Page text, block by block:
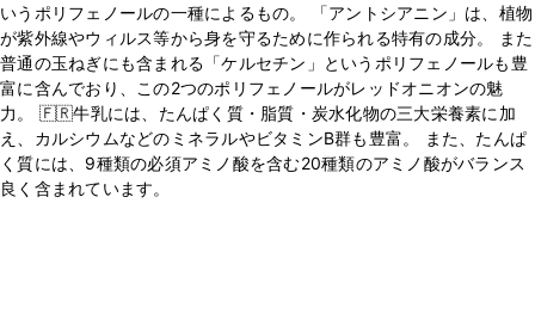
いうポリフェノールの一種によるもの。 「アントシアニン」は、植物
が紫外線やウィルス等から身を守るために作られる特有の成分。 また
普通の玉ねぎにも含まれる「ケルセチン」というポリフェノールも豊
富に含んでおり、この2つのポリフェノールがレッドオニオンの魅
力。 🇫🇷牛乳には、たんぱく質・脂質・炭水化物の三大栄養素に加
え、カルシウムなどのミネラルやビタミンB群も豊富。 また、たんぱ
く質には、9種類の必須アミノ酸を含む20種類のアミノ酸がバランス
良く含まれています。